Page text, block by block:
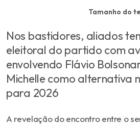
Tamanho do
Nos bastidores, aliados
eleitoral do partido com
envolvendo Flávio
Michelle como alternativa
para 2026
A revelação do encontro entre o